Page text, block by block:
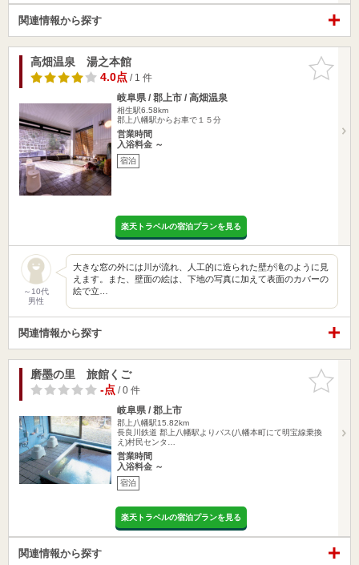
関連情報から探す
お気に入
りに追加
高畑温泉 湯之本館
4.0点/ 1 件
岐阜県 / 郡上市 / 高畑温泉
相生駅6.58km
郡上八幡駅からお車で１５分
営業時間
入浴料金 ～
宿泊
楽天トラベルの宿泊プランを見る
～10代
男性
大きな窓の外には川が流れ、人工的に造られた壁が滝のように見
えます。また、壁面の絵は、下地の写真に加えて表面のカバーの
絵で立…
関連情報から探す
お気に入
りに追加
磨墨の里 旅館くご
-点/ 0 件
岐阜県 / 郡上市
郡上八幡駅15.82km
長良川鉄道 郡上八幡駅よりバス(八幡本町にて明宝線乗換
え)村民センタ…
営業時間
入浴料金 ～
宿泊
楽天トラベルの宿泊プランを見る
関連情報から探す